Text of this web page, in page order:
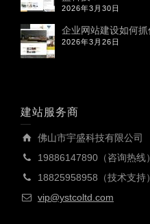
2026年3月30日
企业网站建设如何
2026年3月26日
建站服务商
佛山市宇盛科技有限公司
19886147890（咨询热线）
18825958958（技术支持）
vip@ystcoltd.com